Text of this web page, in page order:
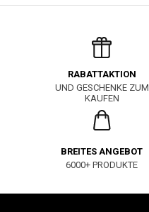
RABATTAKTION
UND GESCHENKE ZUM
KAUFEN
BREITES ANGEBOT
6000+ PRODUKTE